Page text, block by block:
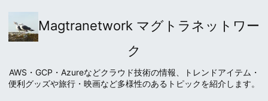
Magtranetwork マグトラネットワー
ク
AWS・GCP・Azureなどクラウド技術の情報、トレンドアイテム・
便利グッズや旅行・映画など多様性のあるトピックを紹介します。